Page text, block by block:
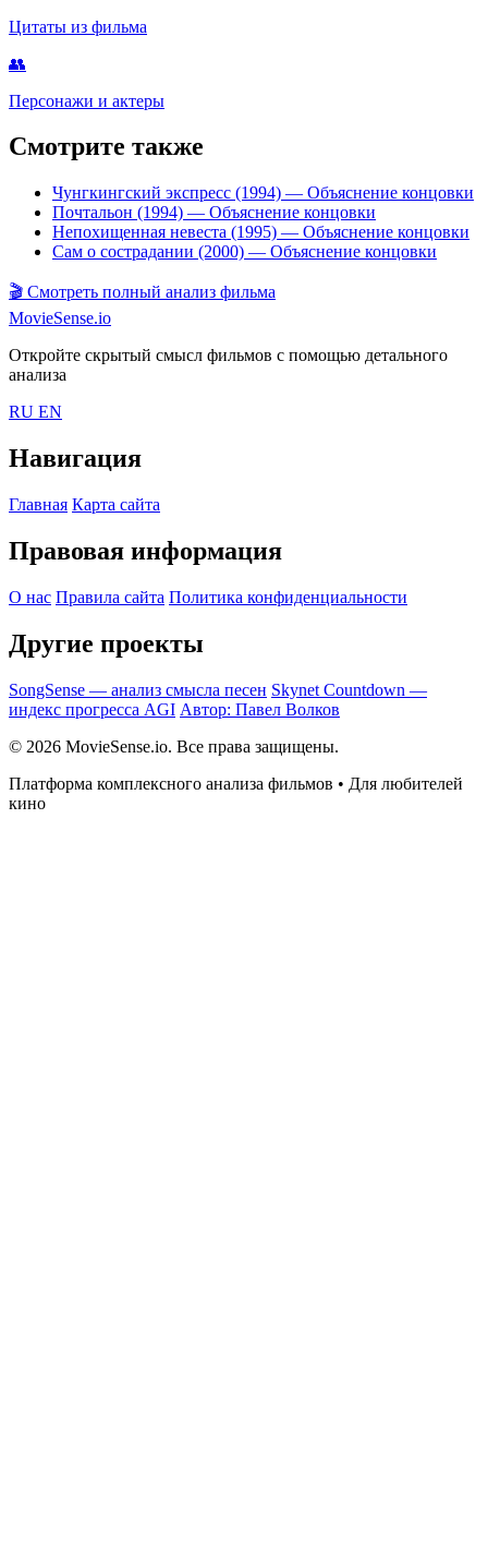
Цитаты из фильма
👥
Персонажи и актеры
Смотрите также
Чунгкингский экспресс (1994) — Объяснение концовки
Почтальон (1994) — Объяснение концовки
Непохищенная невеста (1995) — Объяснение концовки
Сам о сострадании (2000) — Объяснение концовки
🎬 Смотреть полный анализ фильма
MovieSense.io
Откройте скрытый смысл фильмов с помощью детального
анализа
RU EN
Навигация
Главная Карта сайта
Правовая информация
О нас Правила сайта Политика конфиденциальности
Другие проекты
SongSense — анализ смысла песен Skynet Countdown —
индекс прогресса AGI Автор: Павел Волков
© 2026 MovieSense.io. Все права защищены.
Платформа комплексного анализа фильмов • Для любителей
кино